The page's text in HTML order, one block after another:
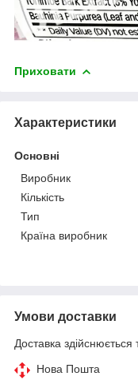
Приховати
Характеристики
Основні
Виробник
Кількість
Тип
Країна виробник
Умови доставки
Доставка здійснюється
Нова Пошта